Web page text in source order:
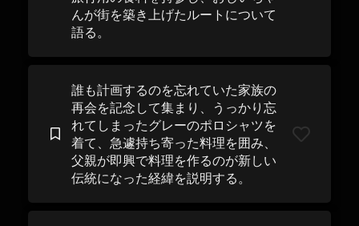
んが街を築き上げたルートについて
語る。
誰も計画するのを忘れていた家族の
再会を記念して集まり、うっかり忘
れてしまったグレーのポロシャツを
着て、急遽持ち寄った料理を囲み、
父親が即興で料理を作るのが新しい
伝統になった経緯を説明する。